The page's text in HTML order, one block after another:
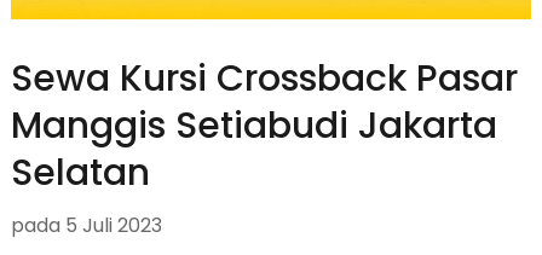
Sewa Kursi Crossback Pasar
Manggis Setiabudi Jakarta
Selatan
pada 5 Juli 2023